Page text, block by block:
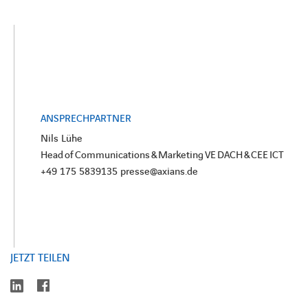
ANSPRECHPARTNER
Nils Lühe
Head of Communications & Marketing VE DACH & CEE ICT
+49 175 5839135 presse@axians.de
JETZT TEILEN
linkedin